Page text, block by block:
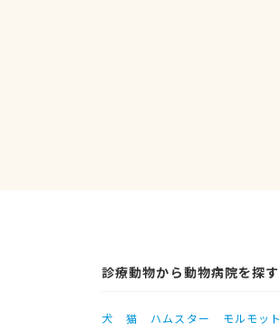
診療動物から動物病院を探す
犬 猫 ハムスター モルモット